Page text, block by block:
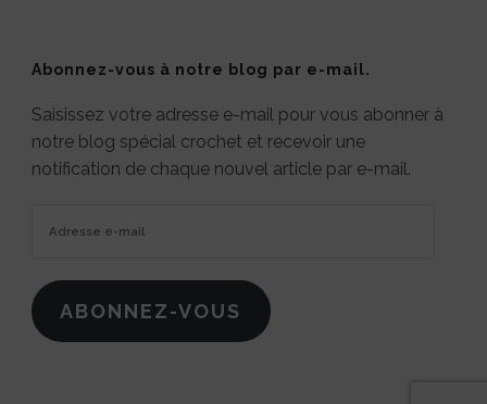
Abonnez-vous à notre blog par e-mail.
Saisissez votre adresse e-mail pour vous abonner à
notre blog spécial crochet et recevoir une
notification de chaque nouvel article par e-mail.
ABONNEZ-VOUS